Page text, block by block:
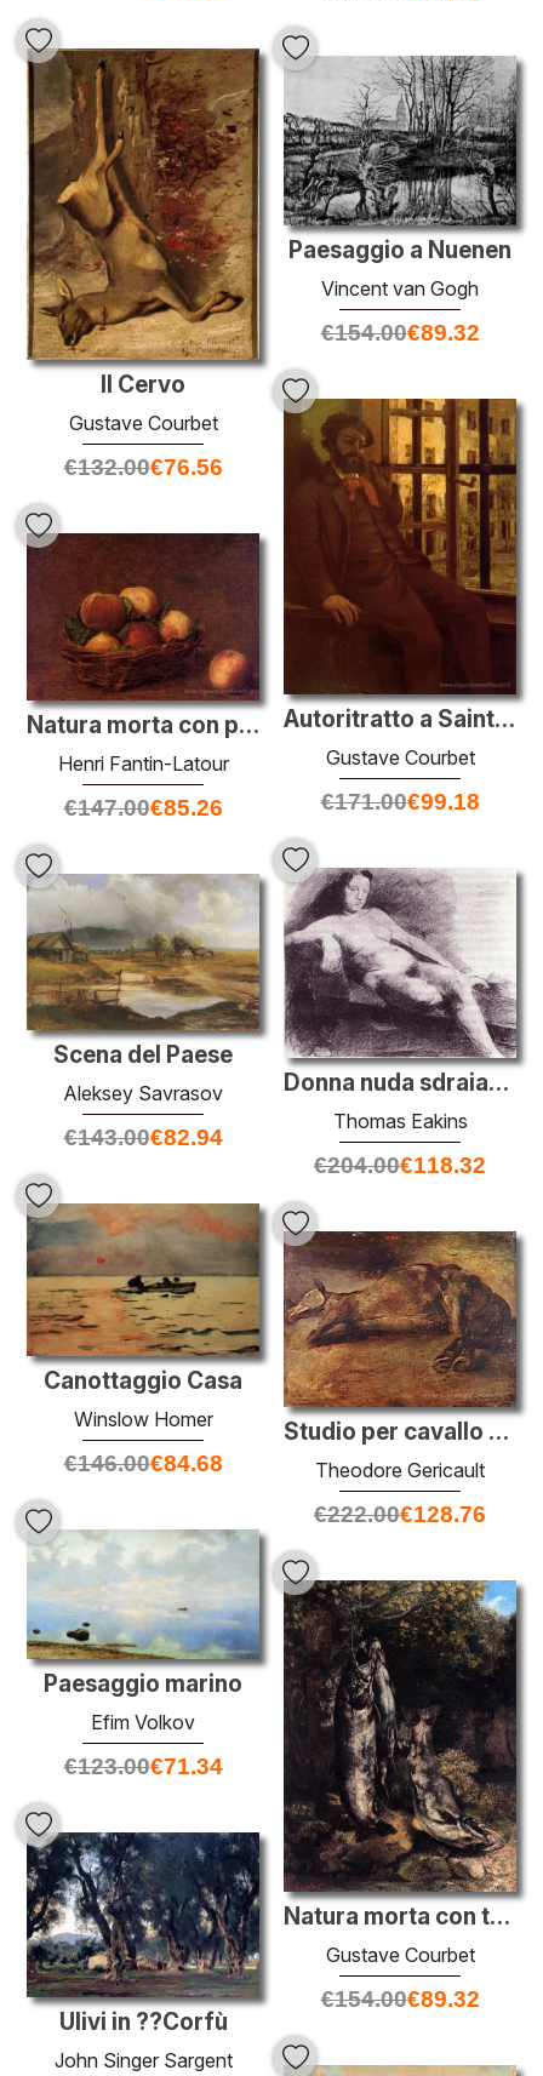
Il Cervo
Gustave Courbet
€132.00€76.56
Paesaggio a Nuenen
Vincent van Gogh
€154.00€89.32
Autoritratto a Sainte Pelagie
Gustave Courbet
€171.00€99.18
Natura morta con pesche
Henri Fantin-Latour
€147.00€85.26
Donna nuda sdraiata su un divano
Thomas Eakins
€204.00€118.32
Scena del Paese
Aleksey Savrasov
€143.00€82.94
Canottaggio Casa
Winslow Homer
€146.00€84.68
Studio per cavallo morto
Theodore Gericault
€222.00€128.76
Paesaggio marino
Efim Volkov
€123.00€71.34
Natura morta con tre Trota valle del fiume Loue
Gustave Courbet
€154.00€89.32
Ulivi in ??Corfù
John Singer Sargent